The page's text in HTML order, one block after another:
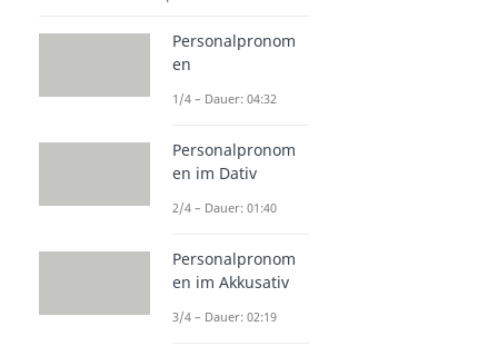
Personalpronom
en
1/4 – Dauer: 04:32
Personalpronom
en im Dativ
2/4 – Dauer: 01:40
Personalpronom
en im Akkusativ
3/4 – Dauer: 02:19